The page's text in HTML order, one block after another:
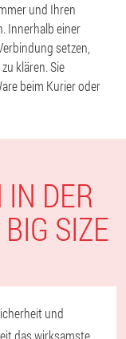
und Ihren
Innerhalb einer
setzen,
klären. Sie
beim Kurier oder
DER
SIZE
und
das wirksamste